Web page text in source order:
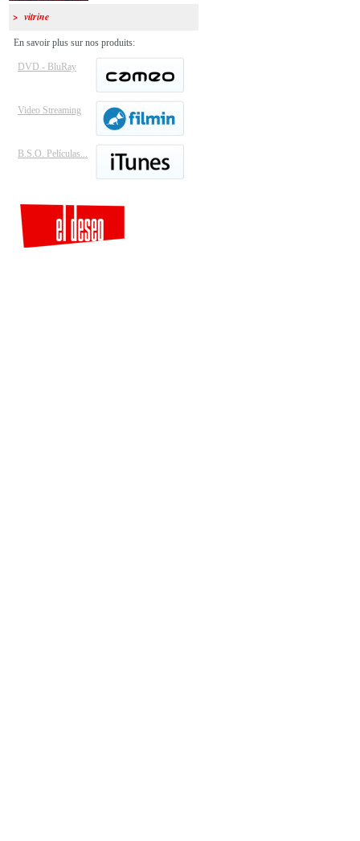
>Acción mutante
> vitrine
En savoir plus sur nos produits:
DVD - BluRay
Video Streaming
B.S.O. Películas...